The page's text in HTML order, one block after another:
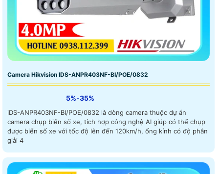
Camera Hikvision IDS-ANPR403NF-BI/POE/0832
5%-35%
iDS-ANPR403NF-BI/POE/0832 là dòng camera thuộc dự án
camera chụp biển số xe, tích hợp công nghệ AI giúp có thể chụp
được biển số xe với tốc độ lên đến 120km/h, ống kính có độ phân
giải 4